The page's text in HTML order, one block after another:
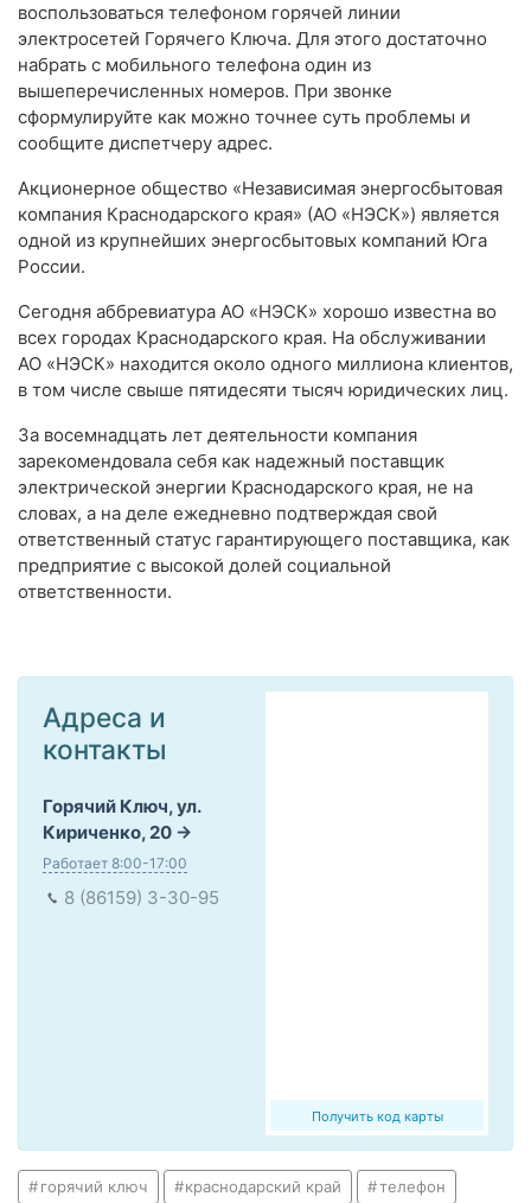
воспользоваться телефоном горячей линии
электросетей Горячего Ключа. Для этого достаточно
набрать с мобильного телефона один из
вышеперечисленных номеров. При звонке
сформулируйте как можно точнее суть проблемы и
сообщите диспетчеру адрес.
Акционерное общество «Независимая энергосбытовая
компания Краснодарского края» (АО «НЭСК») является
одной из крупнейших энергосбытовых компаний Юга
России.
Сегодня аббревиатура АО «НЭСК» хорошо известна во
всех городах Краснодарского края. На обслуживании
АО «НЭСК» находится около одного миллиона клиентов,
в том числе свыше пятидесяти тысяч юридических лиц.
За восемнадцать лет деятельности компания
зарекомендовала себя как надежный поставщик
электрической энергии Краснодарского края, не на
словах, а на деле ежедневно подтверждая свой
ответственный статус гарантирующего поставщика, как
предприятие с высокой долей социальной
ответственности.
Получить код карты
Адреса и
контакты
Горячий Ключ, ул.
Кириченко, 20
Работает 8:00-17:00
8 (86159) 3-30-95
горячий ключ краснодарский край телефон